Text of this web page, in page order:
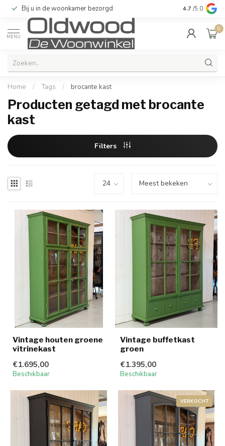
Bij u in de woonkamer bezorgd Kwaliteit &
4.7 /5.0
MENU
0
Home / Tags / brocante kast
Producten getagd met brocante
kast
Filters
Vintage houten groene
vitrinekast
€1.695,00
Beschikbaar
Vintage buffetkast
groen
€1.395,00
Beschikbaar
VERKOCHT